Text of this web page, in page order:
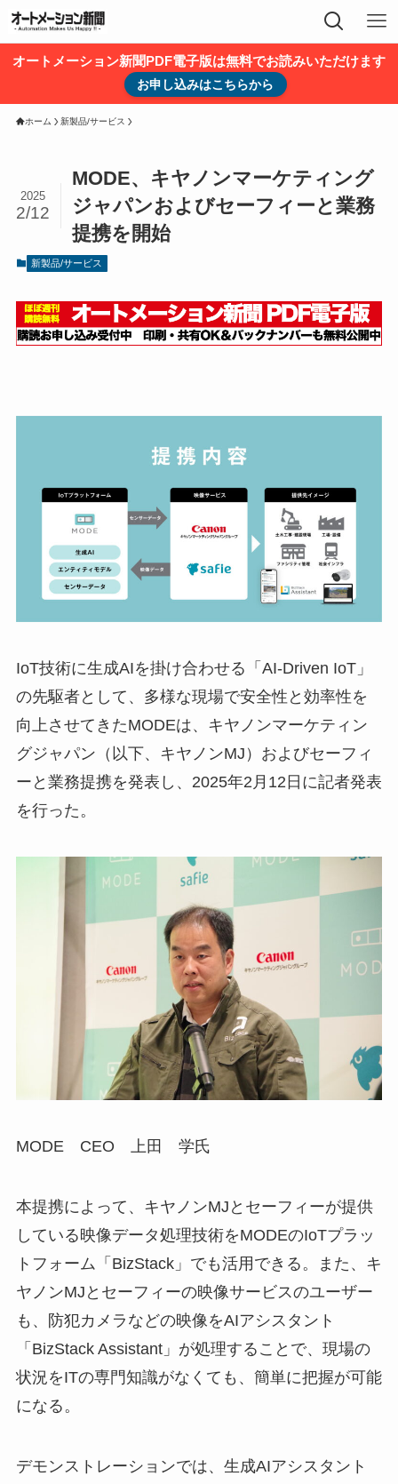
オートメーション新聞PDF電子版は無料でお読みいただけます
お申し込みはこちらから
ホーム 新製品/サービス
MODE、キヤノンマーケティング
ジャパンおよびセーフィーと業務
提携を開始
2025
2/12
新製品/サービス
IoT技術に生成AIを掛け合わせる「AI-Driven IoT」
の先駆者として、多様な現場で安全性と効率性を
向上させてきたMODEは、キヤノンマーケティン
グジャパン（以下、キヤノンMJ）およびセーフィ
ーと業務提携を発表し、2025年2月12日に記者発表
を行った。
MODE CEO 上田 学氏
本提携によって、キヤノンMJとセーフィーが提供
している映像データ処理技術をMODEのIoTプラッ
トフォーム「BizStack」でも活用できる。また、キ
ヤノンMJとセーフィーの映像サービスのユーザー
も、防犯カメラなどの映像をAIアシスタント
「BizStack Assistant」が処理することで、現場の
状況をITの専門知識がなくても、簡単に把握が可能
になる。
デモンストレーションでは、生成AIアシスタント